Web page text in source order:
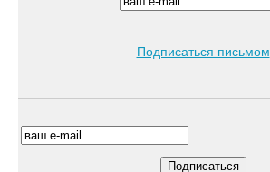
Подписаться письмом